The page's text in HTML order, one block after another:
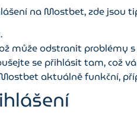
na Mostbet, zde jsou
může odstranit problémy
se přihlásit tam, což
aktuálně funkční,